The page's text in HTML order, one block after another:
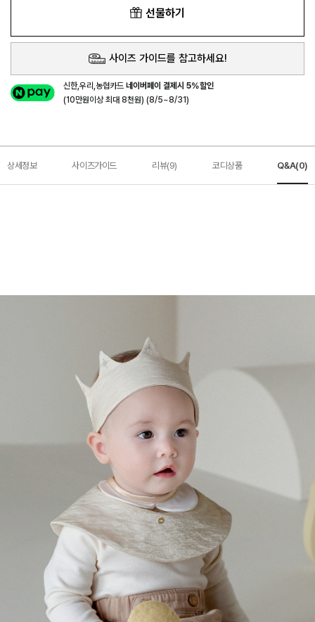
선물하기
사이즈 가이드를 참고하세요!
신한,우리,농협카드네이버페이 결제시 5%할인
(10만원이상 최대 8천원) (8/5~8/31)
상세정보 사이즈가이드 리뷰(9) 코디상품 Q&A(0)